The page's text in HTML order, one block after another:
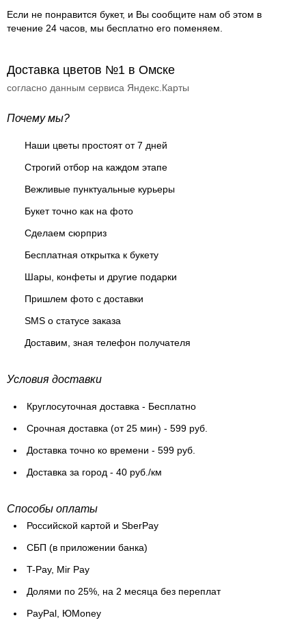
Если не понравится букет, и Вы сообщите нам об этом в
течение 24 часов, мы бесплатно его поменяем.
Доставка цветов №1 в Омске
согласно данным сервиса Яндекс.Карты
Почему мы?
Наши цветы простоят от 7 дней
Строгий отбор на каждом этапе
Вежливые пунктуальные курьеры
Букет точно как на фото
Сделаем сюрприз
Бесплатная открытка к букету
Шары, конфеты и другие подарки
Пришлем фото с доставки
SMS о статусе заказа
Доставим, зная телефон получателя
Условия доставки
Круглосуточная доставка - Бесплатно
Cрочная доставка (от 25 мин) - 599 руб.
Доставка точно ко времени - 599 руб.
Доставка за город - 40 руб./км
Способы оплаты
Российской картой и SberPay
СБП (в приложении банка)
T-Pay, Mir Pay
Долями по 25%, на 2 месяца без переплат
PayPal, ЮMoney